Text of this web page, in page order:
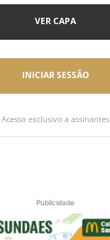
VER CAPA
INICIAR SESSÃO
Acesso exclusivo a assinantes
Publicidade